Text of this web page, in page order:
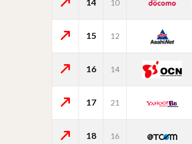
14 10
15 12
16 14
17 21
18 16